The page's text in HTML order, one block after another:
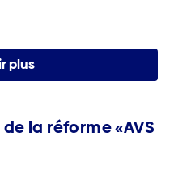
plus
la réforme «AVS